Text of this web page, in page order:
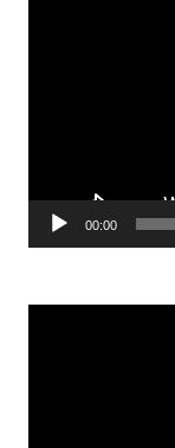
00:00
Odtwarzacz